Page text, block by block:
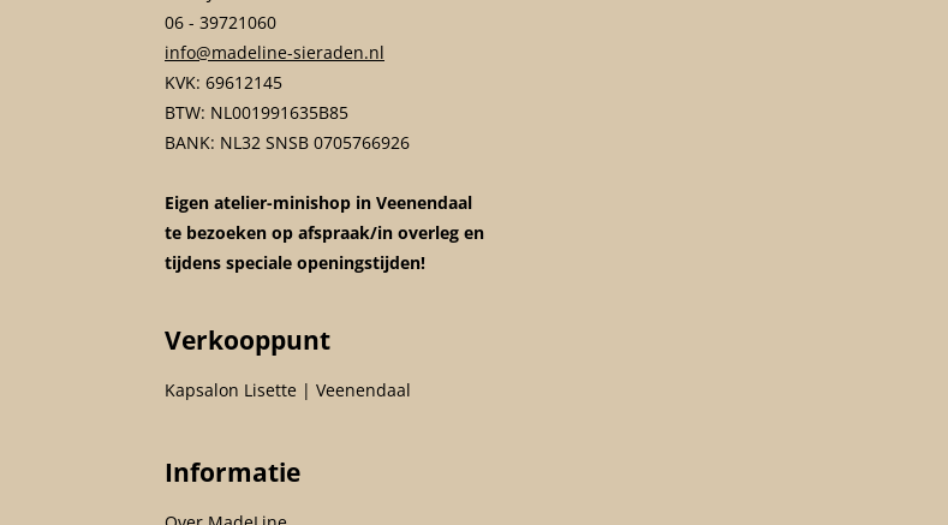
06 - 39721060
info@madeline-sieraden.nl
KVK: 69612145
BTW: NL001991635B85
BANK: NL32 SNSB 0705766926
Eigen atelier-minishop in Veenendaal
te bezoeken op afspraak/in overleg en
tijdens speciale openingstijden!
Verkooppunt
Kapsalon Lisette | Veenendaal
Informatie